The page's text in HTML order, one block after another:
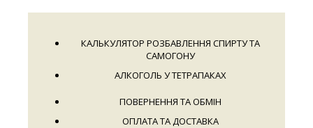
КАЛЬКУЛЯТОР РОЗБАВЛЕННЯ СПИРТУ ТА
САМОГОНУ
АЛКОГОЛЬ У ТЕТРАПАКАХ
ПОВЕРНЕННЯ ТА ОБМІН
ОПЛАТА ТА ДОСТАВКА